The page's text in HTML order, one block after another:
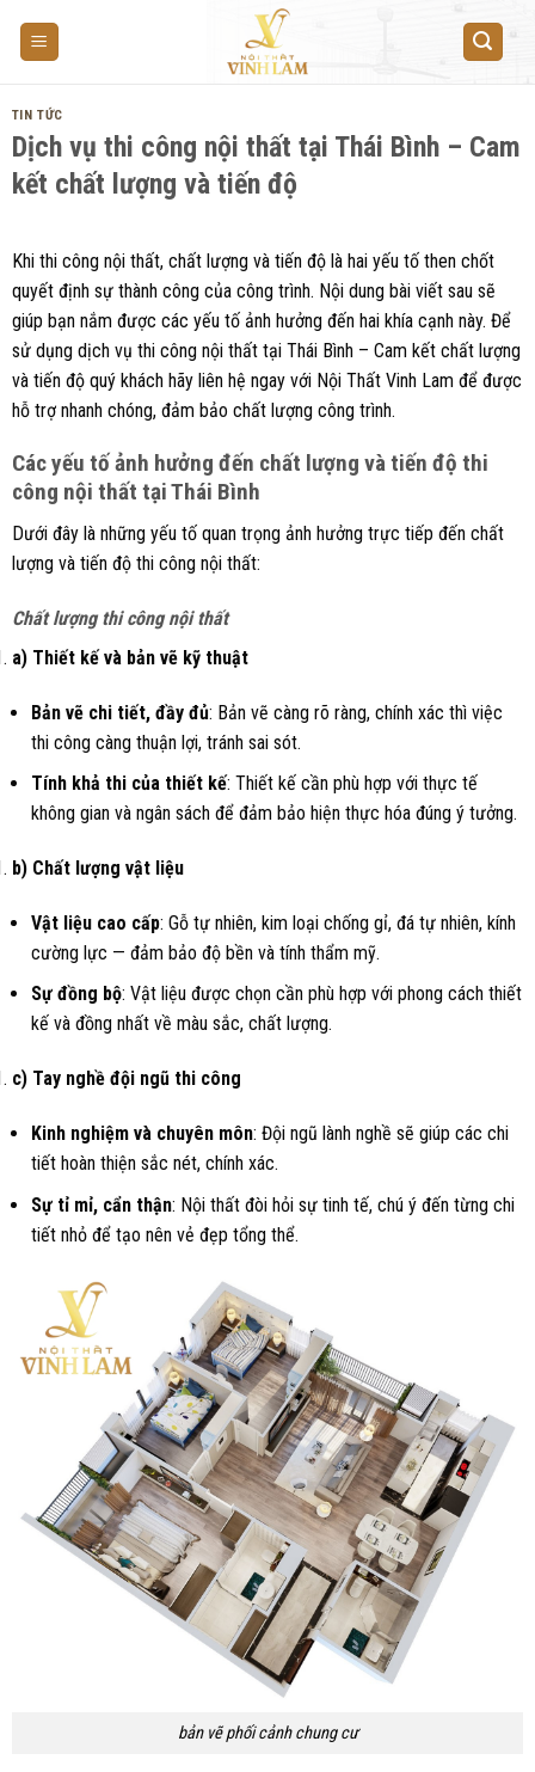
TIN TỨC
Dịch vụ thi công nội thất tại Thái Bình – Cam
kết chất lượng và tiến độ
Khi thi công nội thất, chất lượng và tiến độ là hai yếu tố then chốt
quyết định sự thành công của công trình. Nội dung bài viết sau sẽ
giúp bạn nắm được các yếu tố ảnh hưởng đến hai khía cạnh này. Để
sử dụng dịch vụ thi công nội thất tại Thái Bình – Cam kết chất lượng
và tiến độ quý khách hãy liên hệ ngay với Nội Thất Vinh Lam để được
hỗ trợ nhanh chóng, đảm bảo chất lượng công trình.
Các yếu tố ảnh hưởng đến chất lượng và tiến độ thi
công nội thất tại Thái Bình
Dưới đây là những yếu tố quan trọng ảnh hưởng trực tiếp đến chất
lượng và tiến độ thi công nội thất:
Chất lượng thi công nội thất
a) Thiết kế và bản vẽ kỹ thuật
Bản vẽ chi tiết, đầy đủ: Bản vẽ càng rõ ràng, chính xác thì việc
thi công càng thuận lợi, tránh sai sót.
Tính khả thi của thiết kế: Thiết kế cần phù hợp với thực tế
không gian và ngân sách để đảm bảo hiện thực hóa đúng ý tưởng.
b) Chất lượng vật liệu
Vật liệu cao cấp: Gỗ tự nhiên, kim loại chống gỉ, đá tự nhiên, kính
cường lực — đảm bảo độ bền và tính thẩm mỹ.
Sự đồng bộ: Vật liệu được chọn cần phù hợp với phong cách thiết
kế và đồng nhất về màu sắc, chất lượng.
c) Tay nghề đội ngũ thi công
Kinh nghiệm và chuyên môn: Đội ngũ lành nghề sẽ giúp các chi
tiết hoàn thiện sắc nét, chính xác.
Sự tỉ mỉ, cẩn thận: Nội thất đòi hỏi sự tinh tế, chú ý đến từng chi
tiết nhỏ để tạo nên vẻ đẹp tổng thể.
bản vẽ phối cảnh chung cư